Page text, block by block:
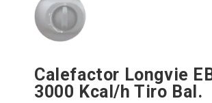
Calefactor Longvie
3000 Kcal/h Tiro Bal.